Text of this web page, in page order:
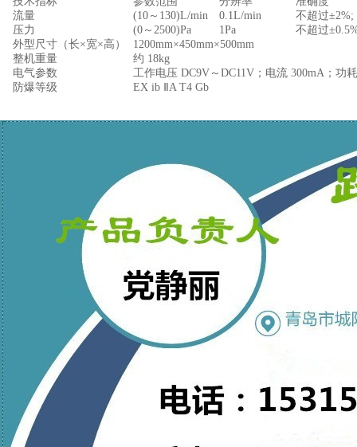
流量
(10～130)L/min 0.1L/min
不超过±2%;
压力
(0～2500)Pa 1Pa
不超过
外型尺寸（长×宽×高）
1200mm×450mm×500mm
整机重量
约 18kg
电气参数
工作电压 DC9V～DC11V；电流 300mA；功
防爆等级
EX ib ⅡA T4 Gb